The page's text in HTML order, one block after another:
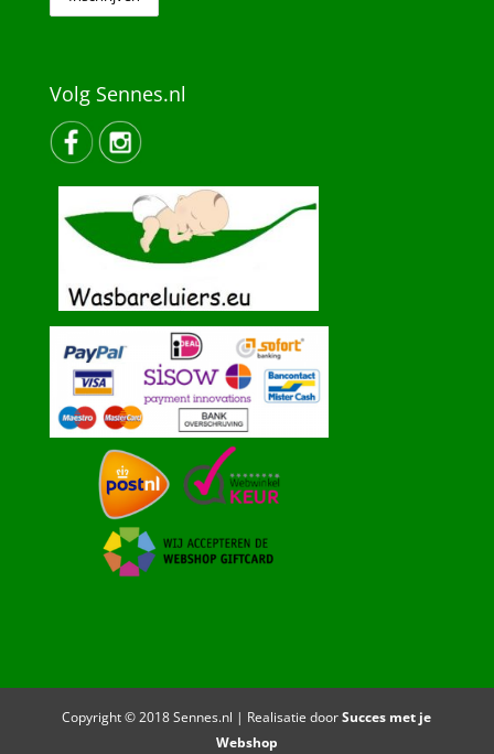
Volg Sennes.nl
Copyright © 2018 Sennes.nl | Realisatie doorSucces met je
Webshop